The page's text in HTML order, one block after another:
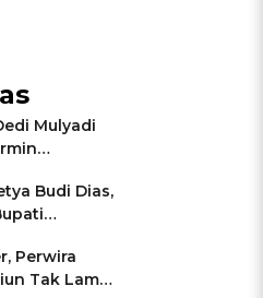
Mulyadi
Keamanan
Budi Dias,
Perwira
Tak Lama